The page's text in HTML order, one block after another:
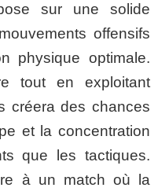
sur une solide
offensifs
physique optimale.
tout en exploitant
créera des chances
et la concentration
que les tactiques.
à un match où la